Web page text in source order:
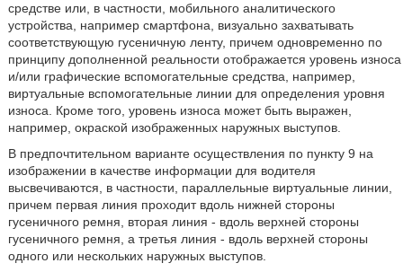
средстве или, в частности, мобильного аналитического
устройства, например смартфона, визуально захватывать
соответствующую гусеничную ленту, причем одновременно по
принципу дополненной реальности отображается уровень износа
и/или графические вспомогательные средства, например,
виртуальные вспомогательные линии для определения уровня
износа. Кроме того, уровень износа может быть выражен,
например, окраской изображенных наружных выступов.
В предпочтительном варианте осуществления по пункту 9 на
изображении в качестве информации для водителя
высвечиваются, в частности, параллельные виртуальные линии,
причем первая линия проходит вдоль нижней стороны
гусеничного ремня, вторая линия - вдоль верхней стороны
гусеничного ремня, а третья линия - вдоль верхней стороны
одного или нескольких наружных выступов.